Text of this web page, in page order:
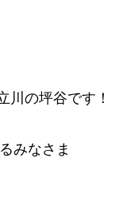
川の坪谷です！
みなさま